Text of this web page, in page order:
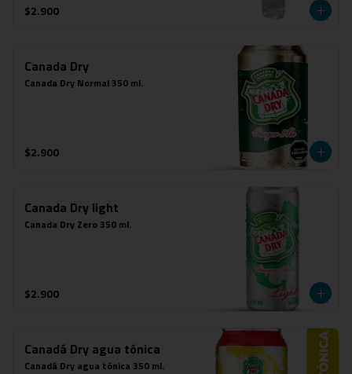
$2.900
Canada Dry
Canada Dry Normal 350 ml.
$2.900
Canada Dry light
Canada Dry Zero 350 ml.
$2.900
Canadá Dry agua tónica
Canadá Dry agua tónica 350 ml.